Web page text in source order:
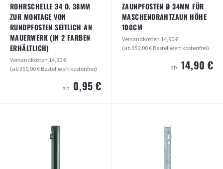
ROHRSCHELLE 34 O. 38MM
ZUR MONTAGE VON
RUNDPFOSTEN SEITLICH AN
MAUERWERK (IN 2 FARBEN
ERHÄLTLICH)
Versandkosten 14,90 €
(ab 350,00 € Bestellwert kostenfrei)
ab 0,95 €
SEITLICH AN MAUERWERK (IN 2
FARBEN ERHÄLTLICH)
ZAUNPFOSTEN Ø 34MM FÜR
MASCHENDRAHTZAUN HÖHE
100CM
Versandkosten 14,90 €
(ab 350,00 € Bestellwert kostenfrei)
ab 14,90 €
14,90 €
(ab 350,00 € Bestellwert kostenfrei)
ab